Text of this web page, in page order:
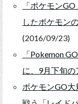
「ポケモン
したポケモン
(2016/09/23)
「Pokemon
に、9月下旬
ポケモンGO